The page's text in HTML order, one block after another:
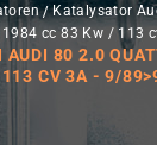
Katalysator
cc 83 Kw / 113
AUDI 80 2.0
113 CV 3A - 9/